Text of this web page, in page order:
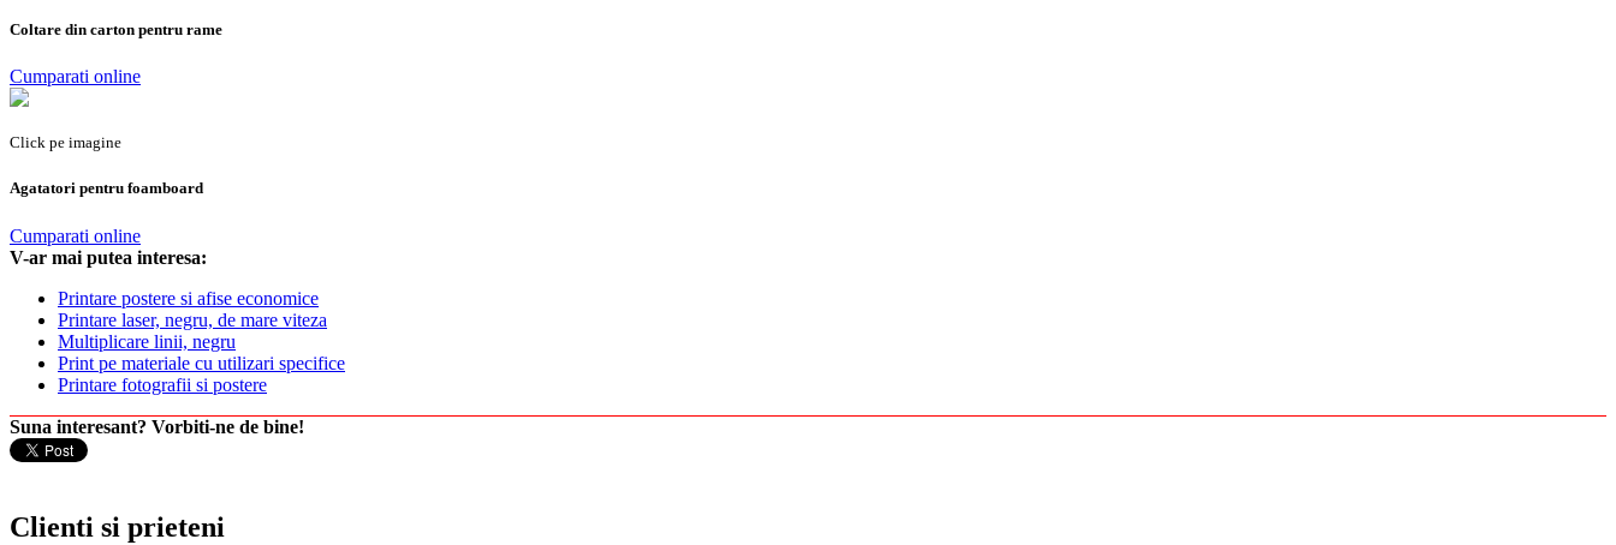
Coltare din carton pentru rame
Cumparati online
Click pe imagine
Agatatori pentru foamboard
Cumparati online
V-ar mai putea interesa:
Printare postere si afise economice
Printare laser, negru, de mare viteza
Multiplicare linii, negru
Print pe materiale cu utilizari specifice
Printare fotografii si postere
Suna interesant? Vorbiti-ne de bine!
Clienti si prieteni